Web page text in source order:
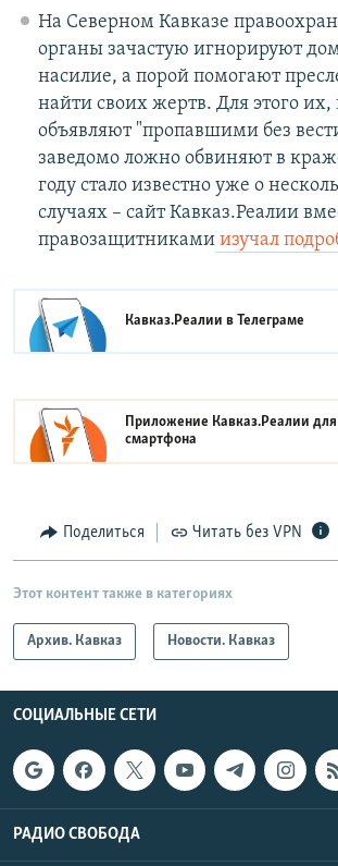
На Северном Кавказе
органы зачастую игнорируют
насилие, а порой помогают
найти своих жертв. Для этого
объявляют "пропавшими без
заведомо ложно обвиняют в
году стало известно уже о
случаях – сайт Кавказ.Реалии
правозащитникамиизучал
Кавказ.Реалии вТелеграме
Приложение Кавказ.Реалии
смартфона
Поделиться Читать без VPN
Этот контент также в категориях
Архив. Кавказ Новости. Кавказ
СОЦИАЛЬНЫЕ СЕТИ
РАДИО СВОБОДА